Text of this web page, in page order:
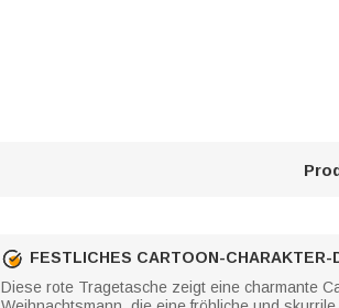
FESTLICHES CARTOON-CHARAKTER-
Diese rote Tragetasche zeigt eine charmante